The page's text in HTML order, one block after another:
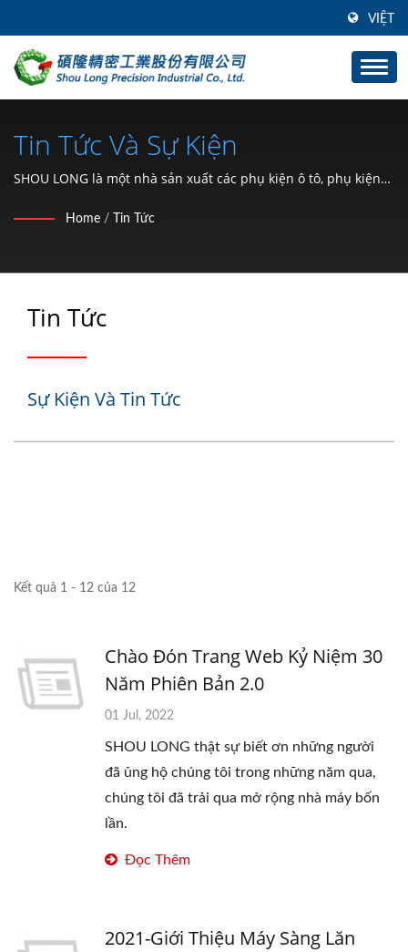
VIỆT
Tin Tức Và Sự Kiện
SHOU LONG là một nhà sản xuất các phụ kiện ô tô, phụ kiện
Home / Tin Tức
Tin Tức
Sự Kiện Và Tin Tức
Kết quả 1 - 12 của 12
Chào Đón Trang Web Kỷ Niệm 30
Năm Phiên Bản 2.0
01 Jul, 2022
SHOU LONG thật sự biết ơn những người
đã ủng hộ chúng tôi trong những năm qua,
chúng tôi đã trải qua mở rộng nhà máy bốn
lần.
Đọc Thêm
2021-Giới Thiệu Máy Sàng Lăn